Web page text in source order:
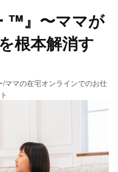
™️』〜ママが
根本解消す
ママの在宅オンラインでのお仕